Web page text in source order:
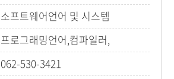
소프트웨어언어 및 시스템
프로그래밍언어,컴파일러,
소프트웨어보안
062-530-3421